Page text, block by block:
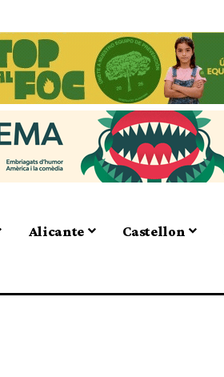
Alicante Castellon